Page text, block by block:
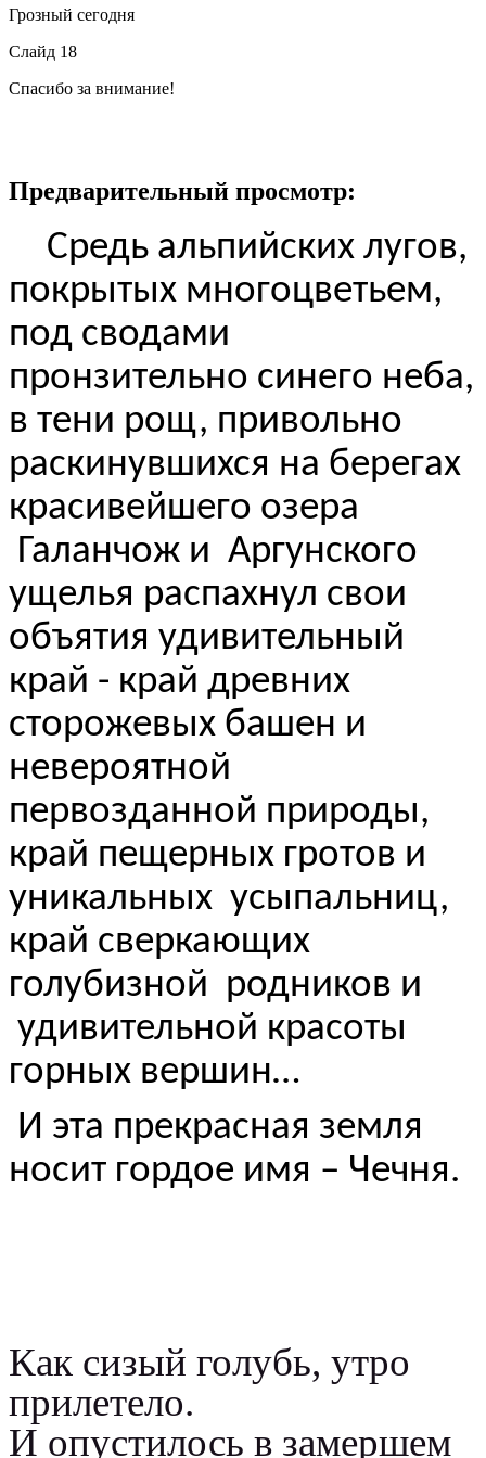
Грозный сегодня
Слайд 18
Спасибо за внимание!
Предварительный просмотр:
Средь альпийских лугов,
покрытых многоцветьем,
под сводами
пронзительно синего неба,
в тени рощ, привольно
раскинувшихся на берегах
красивейшего озера
Галанчож и Аргунского
ущелья распахнул свои
объятия удивительный
край - край древних
сторожевых башен и
невероятной
первозданной природы,
край пещерных гротов и
уникальных усыпальниц,
край сверкающих
голубизной родников и
удивительной красоты
горных вершин…
И эта прекрасная земля
носит гордое имя – Чечня.
Как сизый голубь, утро
прилетело.
И опустилось в замершем